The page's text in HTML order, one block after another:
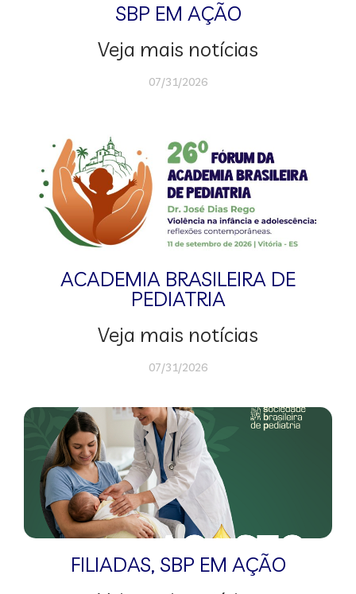
SBP EM AÇÃO
Veja mais notícias
07/31/2026
ACADEMIA BRASILEIRA DE
PEDIATRIA
Veja mais notícias
07/31/2026
FILIADAS, SBP EM AÇÃO